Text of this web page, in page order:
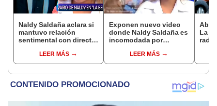
Naldy Saldaña aclara si
mantuvo relación
sentimental con director
denunciarlo por
tocamientos: “Me
LEER MÁS
Exponen nuevo video
donde Naldy Saldaña es
incomodada por
Luz: la agarra de la
mano sin su
LEER MÁS
La